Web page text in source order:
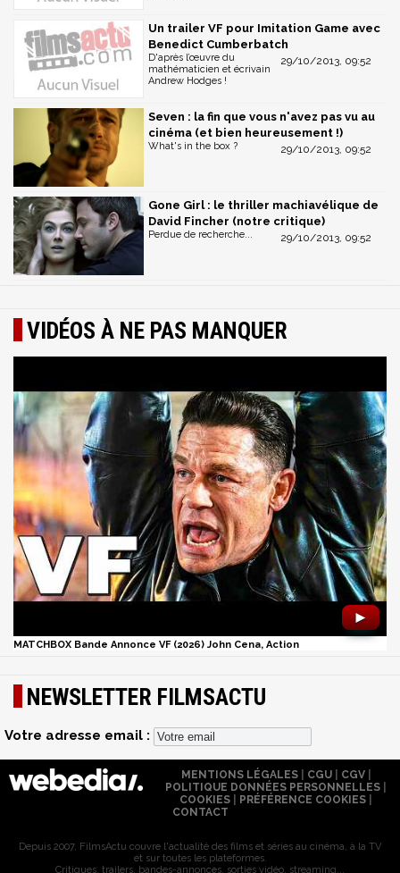
Un trailer VF pour Imitation Game avec
Benedict Cumberbatch
29/10/2013, 09:52
D'après l’œuvre du
mathématicien et écrivain
Andrew Hodges !
Seven : la fin que vous n'avez pas vu au
cinéma (et bien heureusement !)
29/10/2013, 09:52
What's in the box ?
Gone Girl : le thriller machiavélique de
David Fincher (notre critique)
29/10/2013, 09:52
Perdue de recherche...
VIDÉOS À NE PAS MANQUER
►
MATCHBOX Bande Annonce VF (2026) John Cena, Action
NEWSLETTER FILMSACTU
Votre adresse email :
MENTIONS LÉGALES| CGU| CGV|
POLITIQUE DONNÉES PERSONNELLES
COOKIES
PRÉFÉRENCE COOKIES
CONTACT
Depuis 2007, FilmsActu couvre l'actualité des films et séries au cinéma, à la TV
et sur toutes les plateformes.
Critiques, trailers, bandes-annonces, sorties vidéo, streaming...